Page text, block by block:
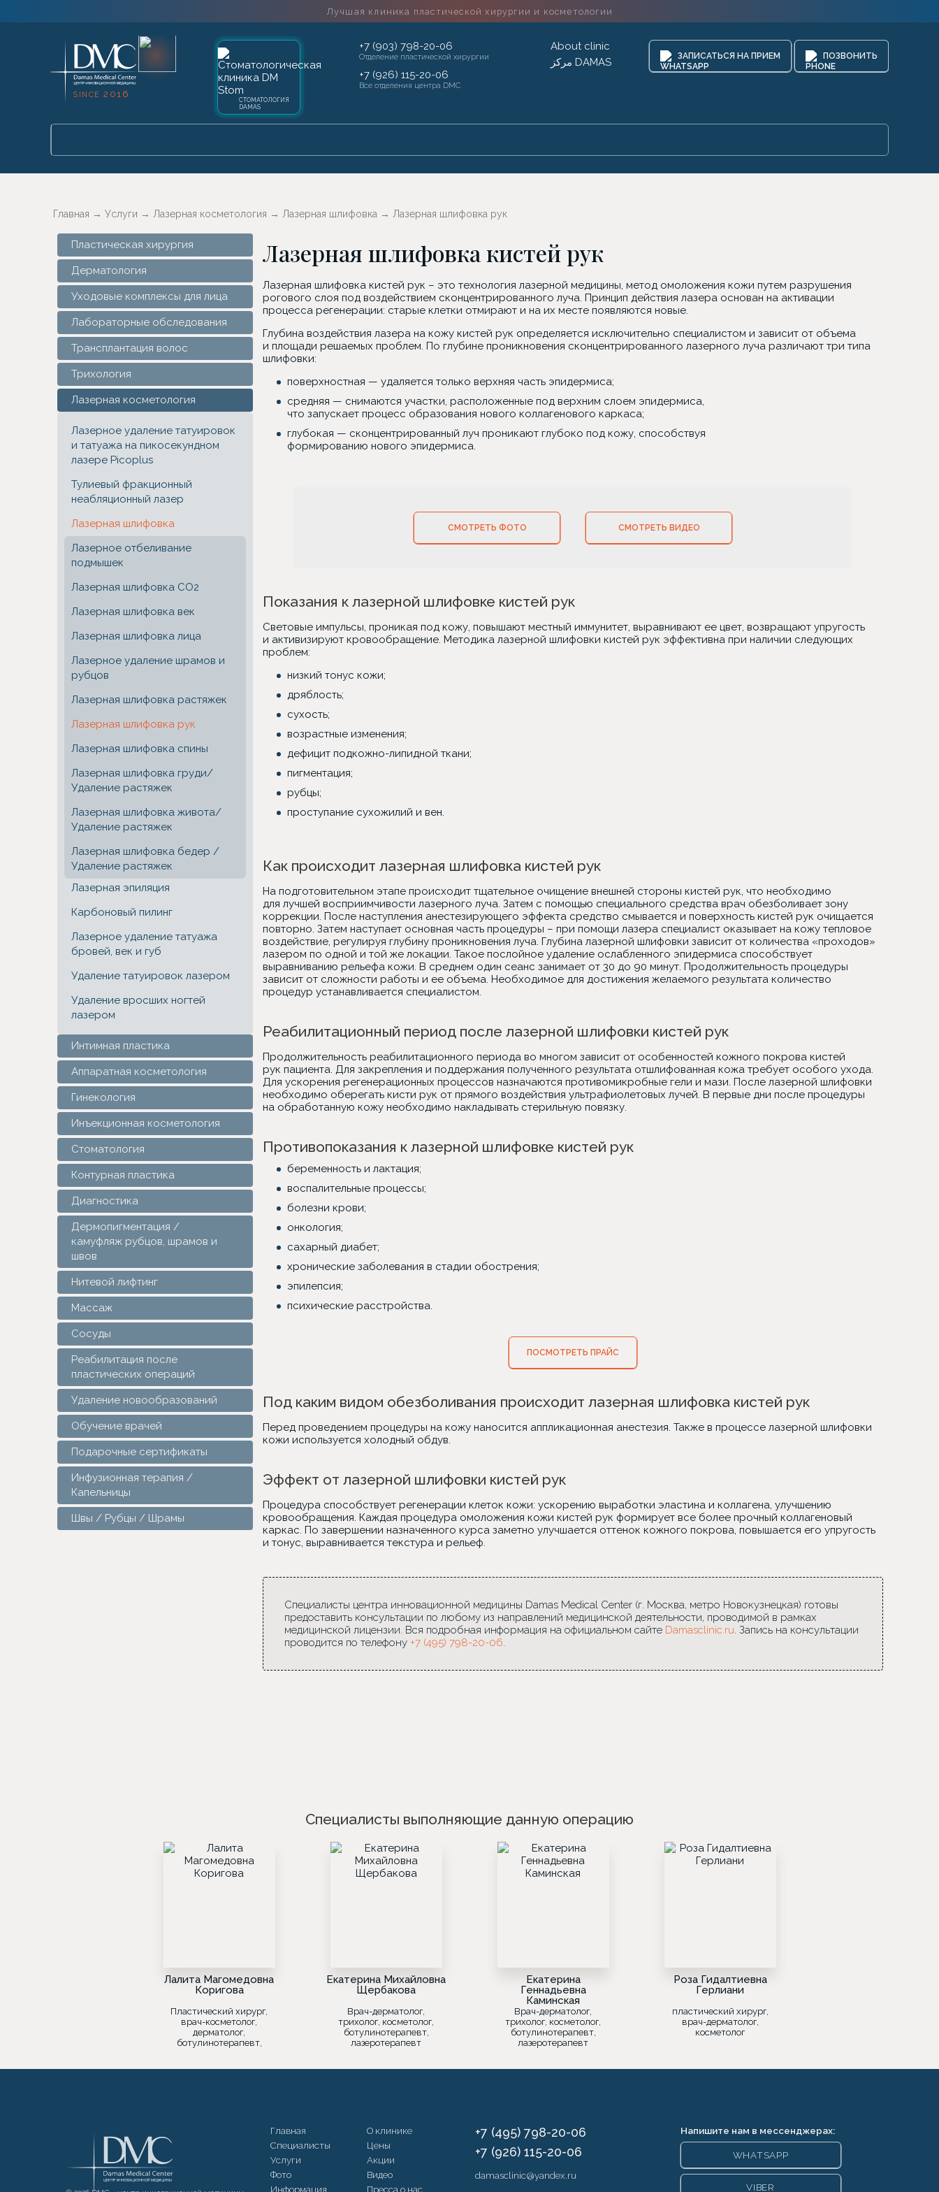
Лучшая клиника пластической хирургии и косметологии
SINCE 2016
СТОМАТОЛОГИЯ
DAMAS
+7 (903) 798-20-06
Отделение пластической хирургии
+7 (926) 115-20-06
Все отделения центра DMC
About clinic
مركز DAMAS
ЗАПИСАТЬСЯ НА ПРИЕМ ПОЗВОНИТЬ
Главная → Услуги → Лазерная косметология → Лазерная шлифовка → Лазерная шлифовка рук
Пластическая хирургия
Дерматология
Уходовые комплексы для лица
Лабораторные обследования
Трансплантация волос
Трихология
Лазерная косметология
Лазерное удаление татуировок
и татуажа на пикосекундном
лазере Picoplus
Тулиевый фракционный
неабляционный лазер
Лазерная шлифовка
Лазерное отбеливание
подмышек
Лазерная шлифовка CO2
Лазерная шлифовка век
Лазерная шлифовка лица
Лазерное удаление шрамов и
рубцов
Лазерная шлифовка растяжек
Лазерная шлифовка рук
Лазерная шлифовка спины
Лазерная шлифовка груди/
Удаление растяжек
Лазерная шлифовка живота/
Удаление растяжек
Лазерная шлифовка бедер /
Удаление растяжек
Лазерная эпиляция
Карбоновый пилинг
Лазерное удаление татуажа
бровей, век и губ
Удаление татуировок лазером
Удаление вросших ногтей
лазером
Интимная пластика
Аппаратная косметология
Гинекология
Инъекционная косметология
Стоматология
Контурная пластика
Диагностика
Дермопигментация /
камуфляж рубцов, шрамов и
швов
Нитевой лифтинг
Массаж
Сосуды
Реабилитация после
пластических операций
Удаление новообразований
Обучение врачей
Подарочные сертификаты
Инфузионная терапия /
Капельницы
Швы / Рубцы / Шрамы
Лазерная шлифовка кистей рук
Лазерная шлифовка кистей рук – это технология лазерной медицины, метод омоложения кожи путем разрушения
рогового слоя под воздействием сконцентрированного луча. Принцип действия лазера основан на активации
процесса регенерации: старые клетки отмирают и на их месте появляются новые.
Глубина воздействия лазера на кожу кистей рук определяется исключительно специалистом и зависит от объема
и площади решаемых проблем. По глубине проникновения сконцентрированного лазерного луча различают три типа
шлифовки:
поверхностная — удаляется только верхняя часть эпидермиса;
средняя — снимаются участки, расположенные под верхним слоем эпидермиса,
что запускает процесс образования нового коллагенового каркаса;
глубокая — сконцентрированный луч проникают глубоко под кожу, способствуя
формированию нового эпидермиса.
СМОТРЕТЬ ФОТО СМОТРЕТЬ ВИДЕО
Показания к лазерной шлифовке кистей рук
Световые импульсы, проникая под кожу, повышают местный иммунитет, выравнивают ее цвет, возвращают упругость
и активизируют кровообращение. Методика лазерной шлифовки кистей рук эффективна при наличии следующих
проблем:
низкий тонус кожи;
дряблость;
сухость;
возрастные изменения;
дефицит подкожно-липидной ткани;
пигментация;
рубцы;
проступание сухожилий и вен.
Как происходит лазерная шлифовка кистей рук
На подготовительном этапе происходит тщательное очищение внешней стороны кистей рук, что необходимо
для лучшей восприимчивости лазерного луча. Затем с помощью специального средства врач обезболивает зону
коррекции. После наступления анестезирующего эффекта средство смывается и поверхность кистей рук очищается
повторно. Затем наступает основная часть процедуры – при помощи лазера специалист оказывает на кожу тепловое
воздействие, регулируя глубину проникновения луча. Глубина лазерной шлифовки зависит от количества «проходов»
лазером по одной и той же локации. Такое послойное удаление ослабленного эпидермиса способствует
выравниванию рельефа кожи. В среднем один сеанс занимает от 30 до 90 минут. Продолжительность процедуры
зависит от сложности работы и ее объема. Необходимое для достижения желаемого результата количество
процедур устанавливается специалистом.
Реабилитационный период после лазерной шлифовки кистей рук
Продолжительность реабилитационного периода во многом зависит от особенностей кожного покрова кистей
рук пациента. Для закрепления и поддержания полученного результата отшлифованная кожа требует особого ухода.
Для ускорения регенерационных процессов назначаются противомикробные гели и мази. После лазерной шлифовки
необходимо оберегать кисти рук от прямого воздействия ультрафиолетовых лучей. В первые дни после процедуры
на обработанную кожу необходимо накладывать стерильную повязку.
Противопоказания к лазерной шлифовке кистей рук
беременность и лактация;
воспалительные процессы;
болезни крови;
онкология;
сахарный диабет;
хронические заболевания в стадии обострения;
эпилепсия;
психические расстройства.
ПОСМОТРЕТЬ ПРАЙС
Под каким видом обезболивания происходит лазерная шлифовка кистей рук
Перед проведением процедуры на кожу наносится аппликационная анестезия. Также в процессе лазерной шлифовки
кожи используется холодный обдув.
Эффект от лазерной шлифовки кистей рук
Процедура способствует регенерации клеток кожи: ускорению выработки эластина и коллагена, улучшению
кровообращения. Каждая процедура омоложения кожи кистей рук формирует все более прочный коллагеновый
каркас. По завершении назначенного курса заметно улучшается оттенок кожного покрова, повышается его упругость
и тонус, выравнивается текстура и рельеф.
Специалисты центра инновационной медицины Damas Medical Center (г. Москва, метро Новокузнецкая) готовы
предоставить консультации по любому из направлений медицинской деятельности, проводимой в рамках
медицинской лицензии. Вся подробная информация на официальном сайте Damasclinic.ru. Запись на консультации
проводится по телефону +7 (495) 798-20-06.
Специалисты выполняющие данную операцию
Лалита Магомедовна
Коригова
Пластический хирург,
врач-косметолог,
дерматолог,
ботулинотерапевт,
Екатерина Михайловна
Щербакова
Врач-дерматолог,
трихолог, косметолог,
ботулинотерапевт,
лазеротерапевт
Екатерина
Геннадьевна
Каминская
Врач-дерматолог,
трихолог, косметолог,
ботулинотерапевт,
лазеротерапевт
Роза Гидалтиевна
Герлиани
пластический хирург,
врач-дерматолог,
косметолог
Главная
О клинике
Специалисты
Цены
Услуги
Акции
Фото
Видео
Информация
Пресса о нас
+7 (495) 798-20-06
+7 (926) 115-20-06
damasclinic@yandex.ru
Напишите нам в мессенджерах:
WHATSAPP
VIBER